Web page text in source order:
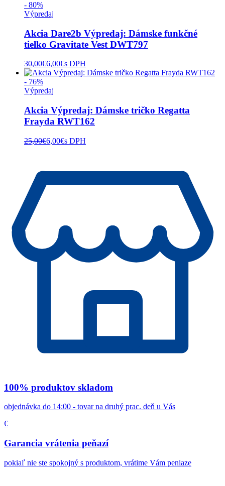
- 80%
Výpredaj
Akcia Dare2b Výpredaj: Dámske funkčné
tielko Gravitate Vest DWT797
30,00€6,00€s DPH
- 76%
Výpredaj
Akcia Výpredaj: Dámske tričko Regatta
Frayda RWT162
25,00€6,00€s DPH
100% produktov skladom
objednávka do 14:00 - tovar na druhý prac. deň u Vás
€
Garancia vrátenia peňazí
pokiaľ nie ste spokojný s produktom, vrátime Vám peniaze